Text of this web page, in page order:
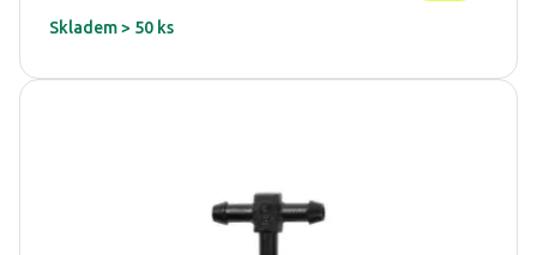
Skladem > 50 ks